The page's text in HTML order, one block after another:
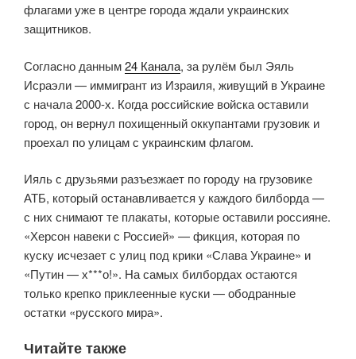
флагами уже в центре города ждали украинских
защитников.
Согласно данным24 Канала, за рулём был Эяль
Исраэли — иммигрант из Израиля, живущий в Украине
с начала 2000-х. Когда российские войска оставили
город, он вернул похищенный оккупантами грузовик и
проехал по улицам с украинским флагом.
Ияль с друзьями разъезжает по городу на грузовике
АТБ, который останавливается у каждого билборда —
с них снимают те плакаты, которые оставили россияне.
«Херсон навеки с Россией» — фикция, которая по
куску исчезает с улиц под крики «Слава Украине» и
«Путин — х***о!». На самых билбордах остаются
только крепко приклеенные куски — ободранные
остатки «русского мира».
Читайте также